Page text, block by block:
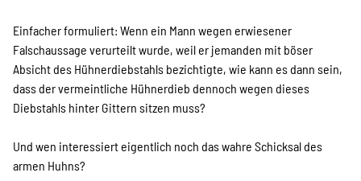
Einfacher formuliert: Wenn ein Mann wegen erwiesener
Falschaussage verurteilt wurde, weil er jemanden mit böser
Absicht des Hühnerdiebstahls bezichtigte, wie kann es dann sein,
dass der vermeintliche Hühnerdieb dennoch wegen dieses
Diebstahls hinter Gittern sitzen muss?
Und wen interessiert eigentlich noch das wahre Schicksal des
armen Huhns?